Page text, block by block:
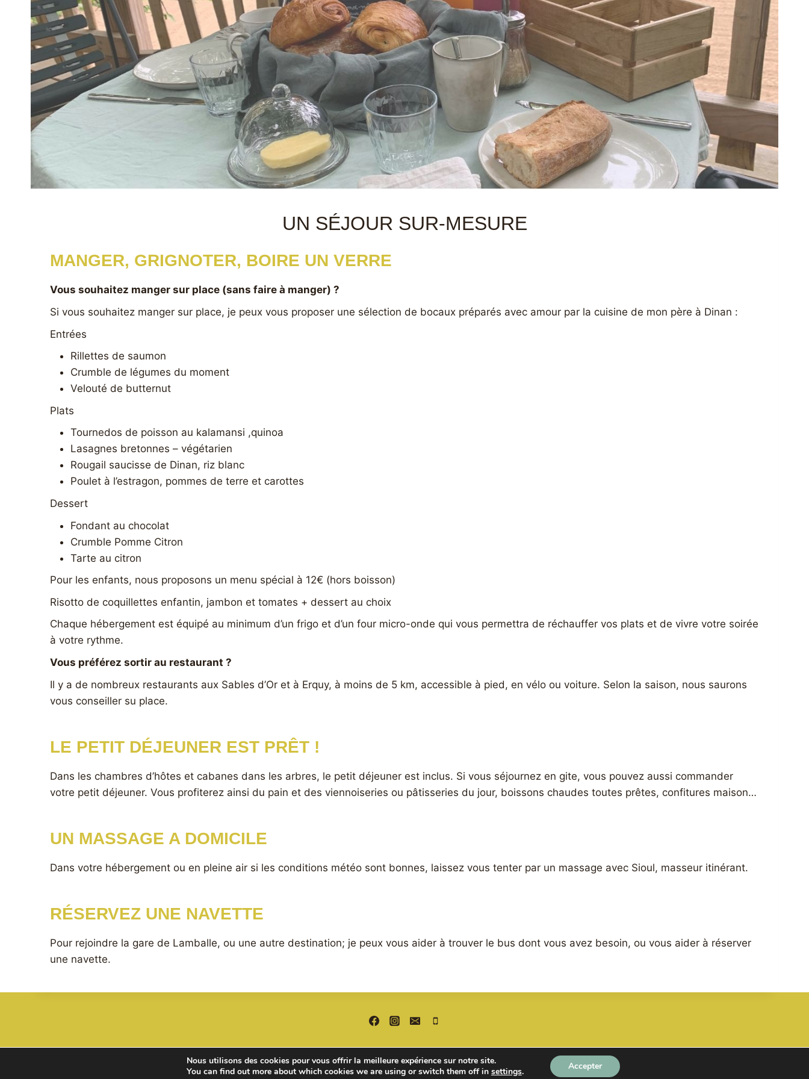
UN SÉJOUR SUR-MESURE
MANGER, GRIGNOTER, BOIRE UN VERRE
Vous souhaitez manger sur place (sans faire à manger) ?
Si vous souhaitez manger sur place, je peux vous proposer une sélection de bocaux préparés avec amour par la cuisine de mon père à Dinan :
Entrées
Rillettes de saumon
Crumble de légumes du moment
Velouté de butternut
Plats
Tournedos de poisson au kalamansi ,quinoa
Lasagnes bretonnes – végétarien
Rougail saucisse de Dinan, riz blanc
Poulet à l’estragon, pommes de terre et carottes
Dessert
Fondant au chocolat
Crumble Pomme Citron
Tarte au citron
Pour les enfants, nous proposons un menu spécial à 12€ (hors boisson)
Risotto de coquillettes enfantin, jambon et tomates + dessert au choix
Chaque hébergement est équipé au minimum d’un frigo et d’un four micro-onde qui vous permettra de réchauffer vos plats et de vivre votre soirée
à votre rythme.
Vous préférez sortir au restaurant ?
Il y a de nombreux restaurants aux Sables d’Or et à Erquy, à moins de 5 km, accessible à pied, en vélo ou voiture. Selon la saison, nous saurons
vous conseiller su place.
LE PETIT DÉJEUNER EST PRÊT !
Dans les chambres d’hôtes et cabanes dans les arbres, le petit déjeuner est inclus. Si vous séjournez en gite, vous pouvez aussi commander
votre petit déjeuner. Vous profiterez ainsi du pain et des viennoiseries ou pâtisseries du jour, boissons chaudes toutes prêtes, confitures maison…
UN MASSAGE A DOMICILE
Dans votre hébergement ou en pleine air si les conditions météo sont bonnes, laissez vous tenter par un massage avec Sioul, masseur itinérant.
RÉSERVEZ UNE NAVETTE
Pour rejoindre la gare de Lamballe, ou une autre destination; je peux vous aider à trouver le bus dont vous avez besoin, ou vous aider à réserver
une navette.
Nous utilisons des cookies pour vous offrir la meilleure expérience sur notre site.
You can find out more about which cookies we are using or switch them off in settings. Accepter